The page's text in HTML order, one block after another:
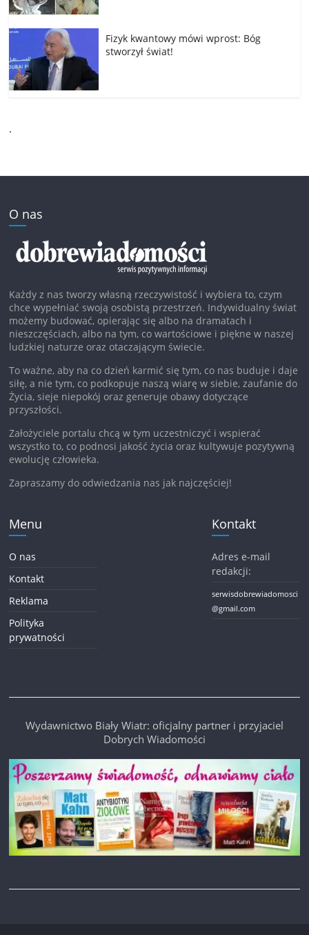
Fizyk kwantowy mówi wprost: Bóg
stworzył świat!
.
O nas
Każdy z nas tworzy własną rzeczywistość i wybiera to, czym
chce wypełniać swoją osobistą przestrzeń. Indywidualny świat
możemy budować, opierając się albo na dramatach i
nieszczęściach, albo na tym, co wartościowe i piękne w naszej
ludzkiej naturze oraz otaczającym świecie.
To ważne, aby na co dzień karmić się tym, co nas buduje i daje
siłę, a nie tym, co podkopuje naszą wiarę w siebie, zaufanie do
Życia, sieje niepokój oraz generuje obawy dotyczące
przyszłości.
Założyciele portalu chcą w tym uczestniczyć i wspierać
wszystko to, co podnosi jakość życia oraz kultywuje pozytywną
ewolucję człowieka.
Zapraszamy do odwiedzania nas jak najczęściej!
Menu
O nas
Kontakt
Reklama
Polityka
prywatności
Kontakt
Adres e-mail
redakcji:
serwisdobrewiadomosci
@gmail.com
Wydawnictwo Biały Wiatr: oficjalny partner i przyjaciel
Dobrych Wiadomości